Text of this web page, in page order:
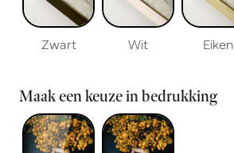
Zwart Wit Eiken
Maak een keuze in bedrukking